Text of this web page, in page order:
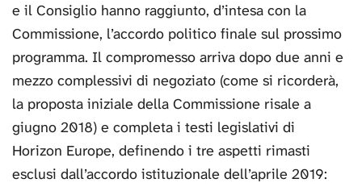
e il Consiglio hanno raggiunto, d’intesa con la
Commissione, l’accordo politico finale sul prossimo
programma. Il compromesso arriva dopo due anni e
mezzo complessivi di negoziato (come si ricorderà,
la proposta iniziale della Commissione risale a
giugno 2018) e completa i testi legislativi di
Horizon Europe, definendo i tre aspetti rimasti
esclusi dall’accordo istituzionale dell’aprile 2019: